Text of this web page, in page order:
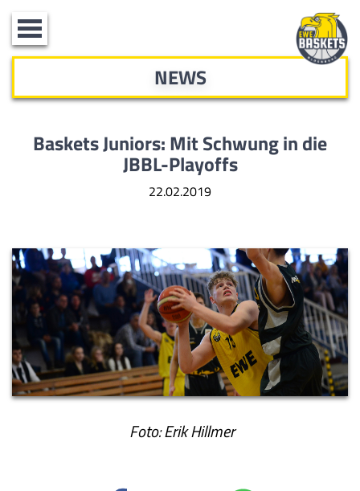
Toggle
navigation
NEWS
Baskets Juniors: Mit Schwung in die
JBBL-Playoffs
22.02.2019
Foto: Erik Hillmer